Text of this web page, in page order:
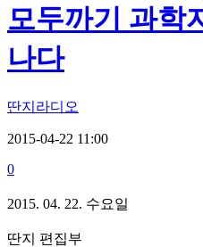
모두까기 과학
나다
딴지라디오
2015-04-22 11:00
0
2015. 04. 22. 수요일
딴지 편집부